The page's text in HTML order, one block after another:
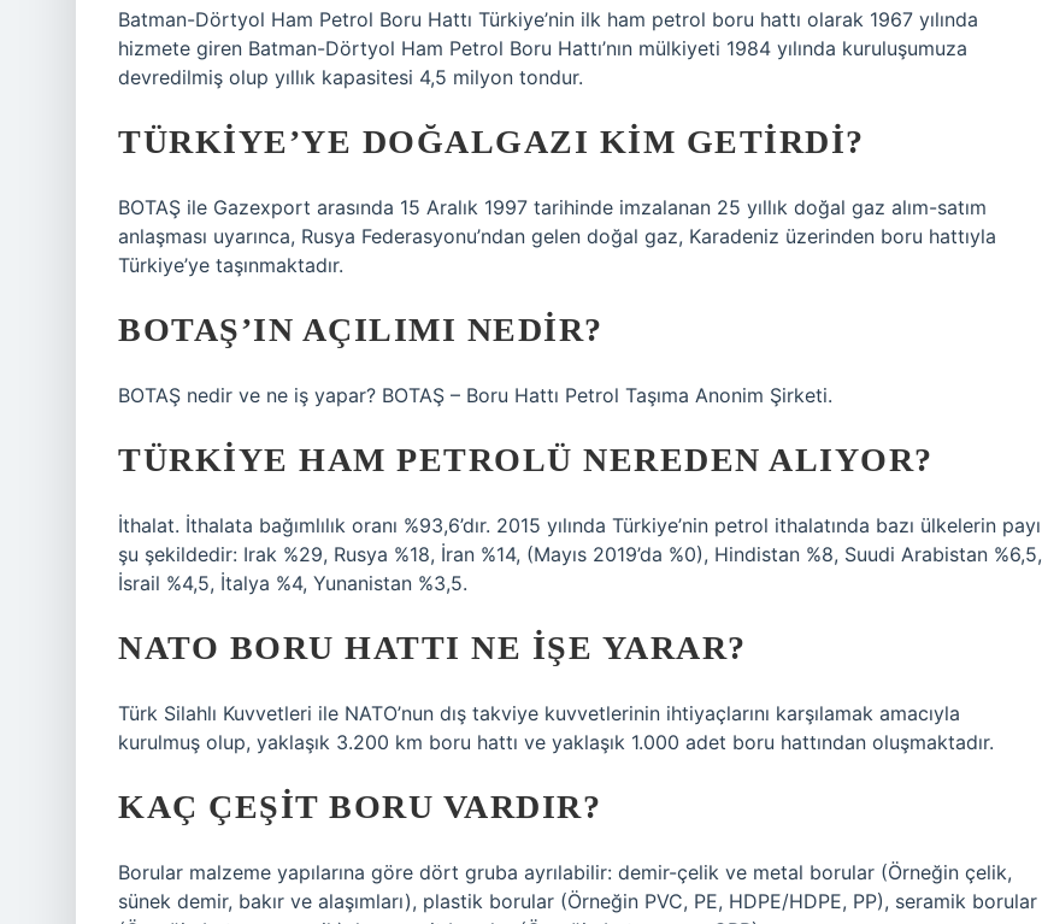
Batman-Dörtyol Ham Petrol Boru Hattı Türkiye’nin ilk ham petrol boru hattı olarak 1967 yılında
hizmete giren Batman-Dörtyol Ham Petrol Boru Hattı’nın mülkiyeti 1984 yılında kuruluşumuza
devredilmiş olup yıllık kapasitesi 4,5 milyon tondur.
TÜRKIYE’YE DOĞALGAZI KIM GETIRDI?
BOTAŞ ile Gazexport arasında 15 Aralık 1997 tarihinde imzalanan 25 yıllık doğal gaz alım-satım
anlaşması uyarınca, Rusya Federasyonu’ndan gelen doğal gaz, Karadeniz üzerinden boru hattıyla
Türkiye’ye taşınmaktadır.
BOTAŞ’IN AÇILIMI NEDIR?
BOTAŞ nedir ve ne iş yapar? BOTAŞ – Boru Hattı Petrol Taşıma Anonim Şirketi.
TÜRKIYE HAM PETROLÜ NEREDEN ALIYOR?
İthalat. İthalata bağımlılık oranı %93,6’dır. 2015 yılında Türkiye’nin petrol ithalatında bazı ülkelerin payı
şu şekildedir: Irak %29, Rusya %18, İran %14, (Mayıs 2019’da %0), Hindistan %8, Suudi Arabistan %6,5,
İsrail %4,5, İtalya %4, Yunanistan %3,5.
NATO BORU HATTI NE IŞE YARAR?
Türk Silahlı Kuvvetleri ile NATO’nun dış takviye kuvvetlerinin ihtiyaçlarını karşılamak amacıyla
kurulmuş olup, yaklaşık 3.200 km boru hattı ve yaklaşık 1.000 adet boru hattından oluşmaktadır.
KAÇ ÇEŞIT BORU VARDIR?
Borular malzeme yapılarına göre dört gruba ayrılabilir: demir-çelik ve metal borular (Örneğin çelik,
sünek demir, bakır ve alaşımları), plastik borular (Örneğin PVC, PE, HDPE/HDPE, PP), seramik borular